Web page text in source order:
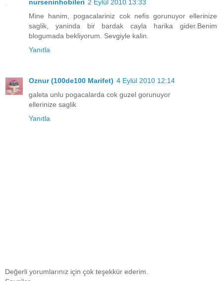
nurseninhobileri 2 Eylül 2010 13:33
Mine hanim, pogacalariniz cok nefis gorunuyor ellerinize
saglik, yaninda bir bardak cayla harika gider.Benim
blogumada bekliyorum. Sevgiyle kalin.
Yanıtla
Oznur (100de100 Marifet) 4 Eylül 2010 12:14
galeta unlu pogacalarda cok guzel gorunuyor
ellerinize saglik
Yanıtla
Değerli yorumlarınız için çok teşekkür ederim.